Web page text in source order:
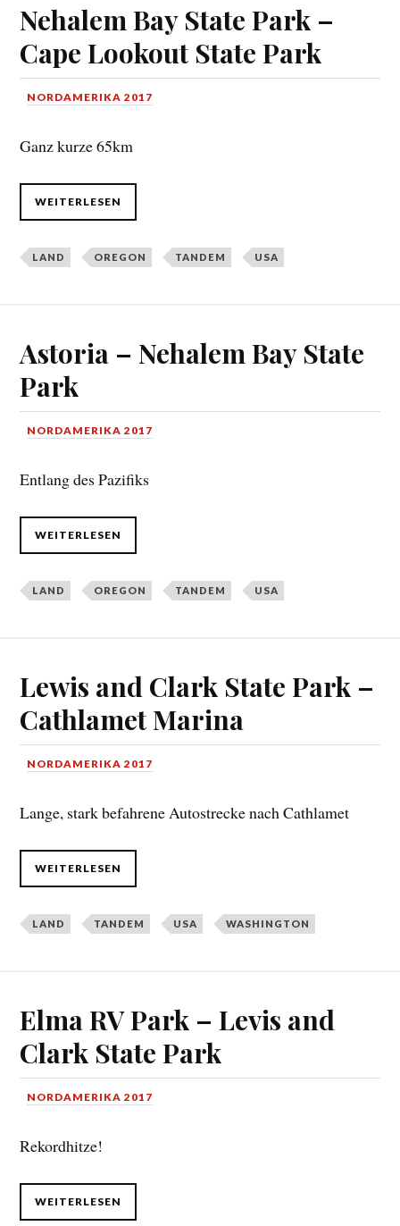
Nehalem Bay State Park –
Cape Lookout State Park
NORDAMERIKA 2017
Ganz kurze 65km
WEITERLESEN
LAND OREGON TANDEM USA
Astoria – Nehalem Bay State
Park
NORDAMERIKA 2017
Entlang des Pazifiks
WEITERLESEN
LAND OREGON TANDEM USA
Lewis and Clark State Park –
Cathlamet Marina
NORDAMERIKA 2017
Lange, stark befahrene Autostrecke nach Cathlamet
WEITERLESEN
LAND TANDEM USA WASHINGTON
Elma RV Park – Levis and
Clark State Park
NORDAMERIKA 2017
Rekordhitze!
WEITERLESEN